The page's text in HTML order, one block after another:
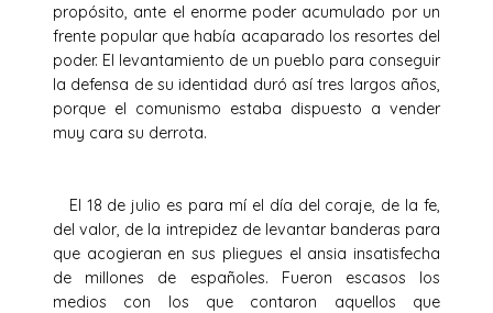
propósito, ante el enorme poder acumulado por un
frente popular que había acaparado los resortes del
poder. El levantamiento de un pueblo para conseguir
la defensa de su identidad duró así tres largos años,
porque el comunismo estaba dispuesto a vender
muy cara su derrota.
El 18 de julio es para mí el día del coraje, de la fe,
del valor, de la intrepidez de levantar banderas para
que acogieran en sus pliegues el ansia insatisfecha
de millones de españoles. Fueron escasos los
medios con los que contaron aquellos que